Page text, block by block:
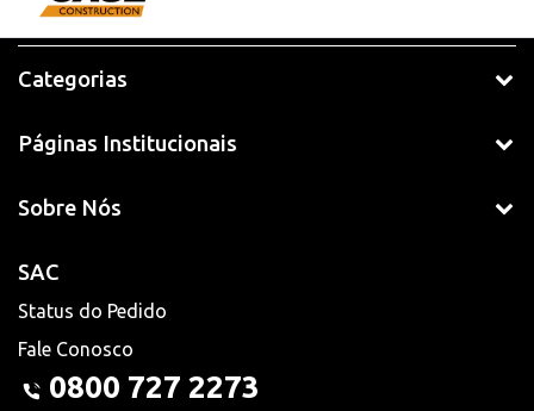
Categorias
Páginas Institucionais
Sobre Nós
SAC
Status do Pedido
Fale Conosco
0800 727 2273